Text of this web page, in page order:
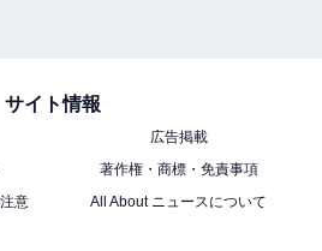
サイト情報
広告掲載
著作権・商標・免責事項
意
All About ニュースについて